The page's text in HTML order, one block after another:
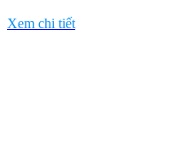
Xem chi tiết